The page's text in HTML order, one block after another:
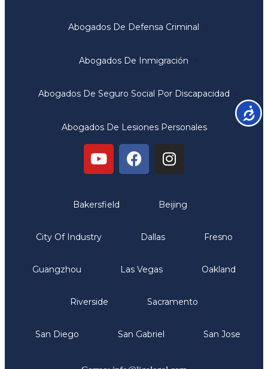
Abogados De Defensa Criminal
Abogados De Inmigración
Abogados De Seguro Social Por Discapacidad
Abogados De Lesiones Personales
Bakersfield Beijing
City Of Industry Dallas Fresno
Guangzhou Las Vegas Oakland
Riverside Sacramento
San Diego San Gabriel San Jose